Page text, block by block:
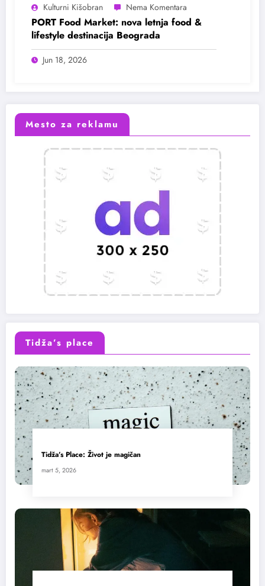
Kulturni Kišobran
PORT Food Market: nova letnja food &
lifestyle destinacija Beograda
Jun 18, 2026
Mesto za reklamu
Tidža’s place
Tidža’s Place: Život je magičan
mart 5, 2026